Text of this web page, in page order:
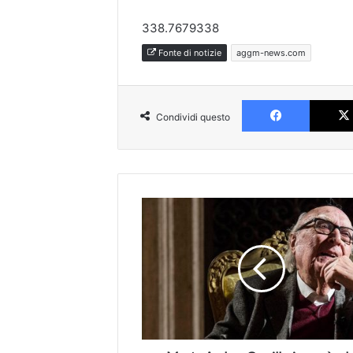
338.7679338
Fonte di notizie aggm-news.com
Condividi questo